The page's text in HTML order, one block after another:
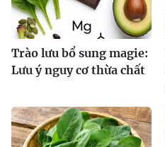
Trào lưu bổ sung magie:
Lưu ý nguy cơ thừa chất